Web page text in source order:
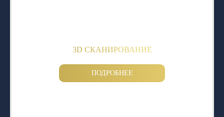
3D СКАНИРОВАНИЕ
ПОДРОБНЕЕ